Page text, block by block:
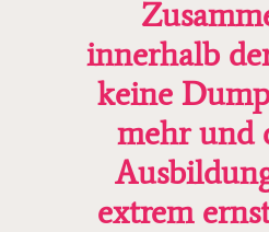
innerhalb
keine
mehr und
extrem